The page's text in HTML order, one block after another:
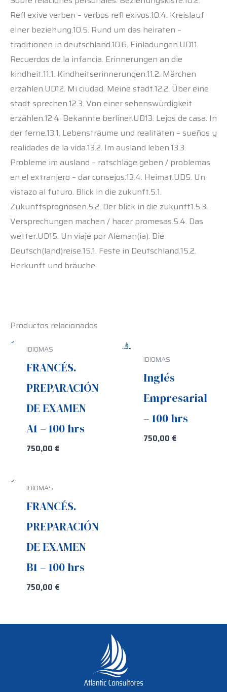
Refl exive verben – verbos refl exivos.10.4. Kreislauf
einer beziehung.10.5. Rund um das heiraten –
traditionen in deutschland.10.6. Einladungen.UD11.
Recuerdos de la infancia. Erinnerungen an die
kindheit.11.1. Kindheitserinnerungen.11.2. Märchen
erzählen.UD12. Mi ciudad. Meine stadt.12.2. Über eine
stadt sprechen.12.3. Von einer sehenswürdigkeit
erzählen.12.4. Bekannte berliner.UD13. Lejos de casa. In
der ferne.13.1. Lebensträume und realitäten – sueños y
realidades de la vida.13.2. Im ausland leben.13.3.
Probleme im ausland – ratschläge geben / problemas
en el extranjero – dar consejos.13.4. Heimat.UD5. Un
vistazo al futuro. Blick in die zukunft.5.1.
Zukunftsprognosen.5.2. Der blick in die zukunft1.5.3.
Versprechungen machen / hacer promesas.5.4. Das
wetter.UD15. Un viaje por Aleman(ia). Die
Deutsch(land)reise.15.1. Feste in Deutschland.15.2.
Herkunft und bräuche.
Productos relacionados
IDIOMAS
FRANCÉS.
PREPARACIÓN
DE EXAMEN
A1 – 100 hrs
750,00 €
IDIOMAS
Inglés
Empresarial
– 100 hrs
750,00 €
IDIOMAS
FRANCÉS.
PREPARACIÓN
DE EXAMEN
B1 – 100 hrs
750,00 €